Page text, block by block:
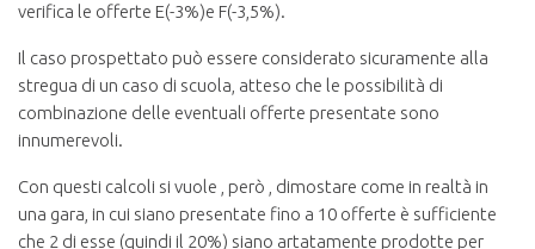
verifica le offerte E(-3%)e F(-3,5%).
Il caso prospettato può essere considerato sicuramente alla
stregua di un caso di scuola, atteso che le possibilità di
combinazione delle eventuali offerte presentate sono
innumerevoli.
Con questi calcoli si vuole , però , dimostare come in realtà in
una gara, in cui siano presentate fino a 10 offerte è sufficiente
che 2 di esse (quindi il 20%) siano artatamente prodotte per